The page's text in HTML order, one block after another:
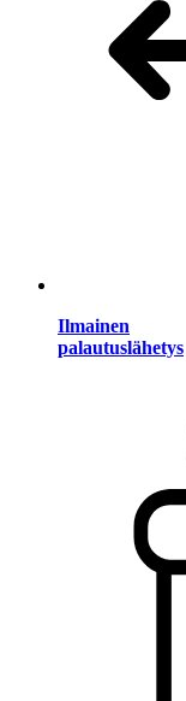
Ilmainen
palautuslähetys